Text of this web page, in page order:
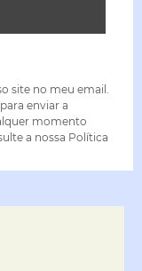
site no meu email.
enviar a
momento
a nossa Política